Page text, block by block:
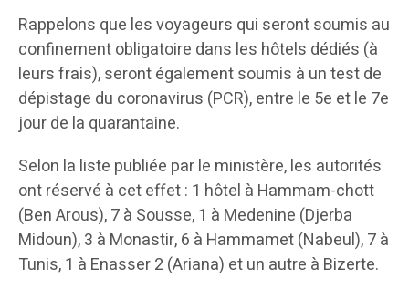
Rappelons que les voyageurs qui seront soumis au
confinement obligatoire dans les hôtels dédiés (à
leurs frais), seront également soumis à un test de
dépistage du coronavirus (PCR), entre le 5e et le 7e
jour de la quarantaine.
Selon la liste publiée par le ministère, les autorités
ont réservé à cet effet : 1 hôtel à Hammam-chott
(Ben Arous), 7 à Sousse, 1 à Medenine (Djerba
Midoun), 3 à Monastir, 6 à Hammamet (Nabeul), 7 à
Tunis, 1 à Enasser 2 (Ariana) et un autre à Bizerte.